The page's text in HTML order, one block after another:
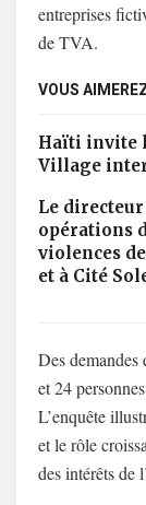
entreprises
de TVA.
VOUS
Haïti invite
Village
Le
opérations
violences
et à Cité
Des demandes
et 24
L’enquête
et le rôle
des intérêts de